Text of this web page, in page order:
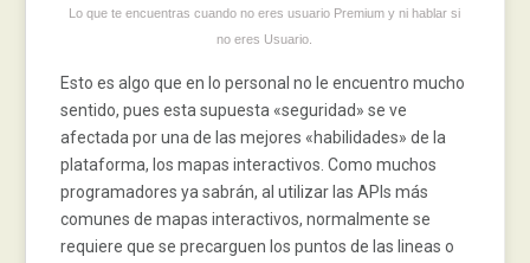
Lo que te encuentras cuando no eres usuario Premium y ni hablar si
no eres Usuario.
Esto es algo que en lo personal no le encuentro mucho
sentido, pues esta supuesta «seguridad» se ve
afectada por una de las mejores «habilidades» de la
plataforma, los mapas interactivos. Como muchos
programadores ya sabrán, al utilizar las APIs más
comunes de mapas interactivos, normalmente se
requiere que se precarguen los puntos de las lineas o